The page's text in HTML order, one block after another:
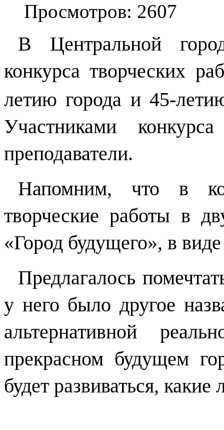
Просмотров: 2607
В Центральной
конкурса творческих
летию города и 45-
Участниками
преподаватели.
Напомним, что в
творческие работы в
«Город будущего», в
Предлагалось
у него было другое
альтернативной
прекрасном будущем
будет развиваться,